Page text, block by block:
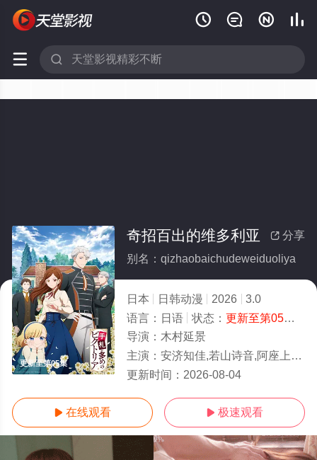
   
 
更新至第05集
 分享
奇招百出的维多利亚
别名：qizhaobaichudeweiduoliya
日本 日韩动漫 2026
3.0
语言： 日语 状态： 更新至第05集
导演： 木村延景
主演： 安济知佳,若山诗音,阿座上洋平,小野大辅,潘惠美,古川慎,逢坂良太,小野贤章,野岛健儿,秋保佐永子,家中宏
更新时间： 2026-08-04
 在线观看  极速观看